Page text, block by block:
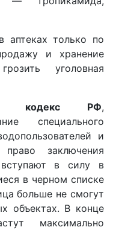
аптеках только по
и хранение
уголовная
кодекс РФ,
специального
и
заключения
вступают в силу в
в черном списке
больше не смогут
объектах. В конце
максимально